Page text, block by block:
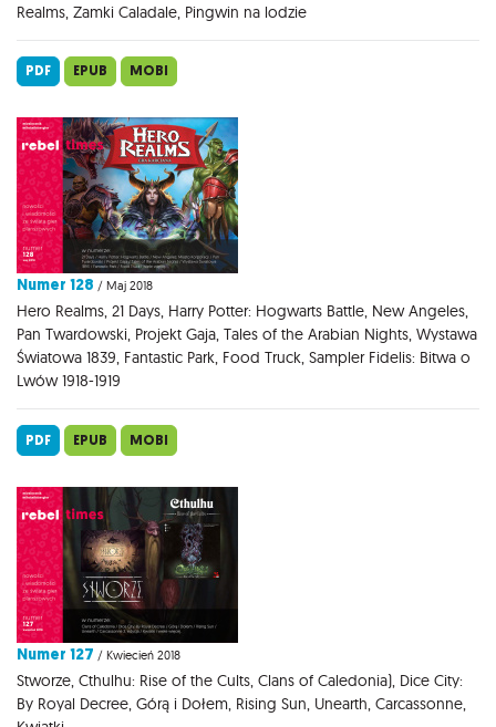
Realms, Zamki Caladale, Pingwin na lodzie
PDF EPUB MOBI
Numer 128 / Maj 2018
Hero Realms, 21 Days, Harry Potter: Hogwarts Battle, New Angeles,
Pan Twardowski, Projekt Gaja, Tales of the Arabian Nights, Wystawa
Światowa 1839, Fantastic Park, Food Truck, Sampler Fidelis: Bitwa o
Lwów 1918-1919
PDF EPUB MOBI
Numer 127 / Kwiecień 2018
Stworze, Cthulhu: Rise of the Cults, Clans of Caledonia), Dice City:
By Royal Decree, Górą i Dołem, Rising Sun, Unearth, Carcassonne,